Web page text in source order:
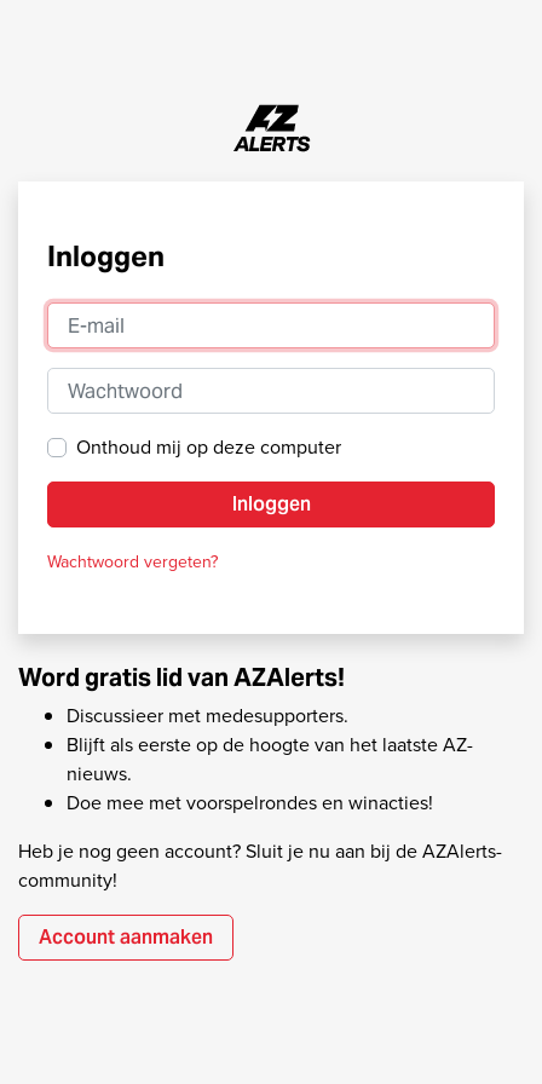
Inloggen
E-mail
Wachtwoord
Onthoud mij op deze computer
Inloggen
Wachtwoord vergeten?
Word gratis lid van AZAlerts!
Discussieer met medesupporters.
Blijft als eerste op de hoogte van het laatste AZ-
nieuws.
Doe mee met voorspelrondes en winacties!
Heb je nog geen account? Sluit je nu aan bij de AZAlerts-
community!
Account aanmaken